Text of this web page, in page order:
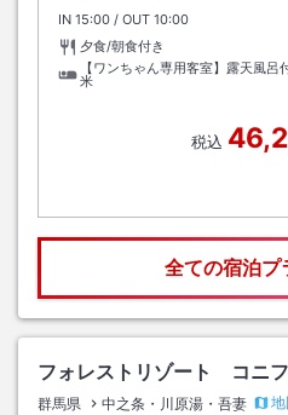
IN チェックイン
15:00 / OUT チェックアウト
10:00
夕食/朝食付き
【ワンちゃん専用客室】露天風呂
米
税込
全ての宿泊プ
フォレストリゾート コニ
群馬県 中之条・川原湯・吾妻
地